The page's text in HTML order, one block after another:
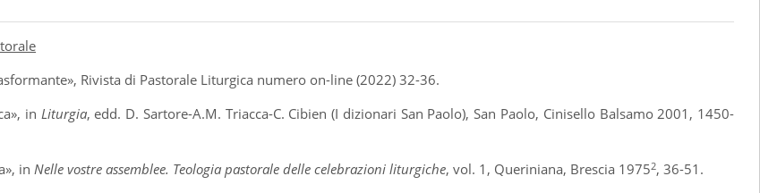
Rivista di Pastorale Liturgica numero on-line (2022) 32-36.
in Liturgia, edd. D. Sartore-A.M. Triacca-C. Cibien (I dizionari San Paolo), San Paolo, Cinisello Balsamo 2001, 1450-
inNelle vostre assemblee. Teologia pastorale delle celebrazioni liturgiche, vol. 1, Queriniana, Brescia 19752, 36-51.